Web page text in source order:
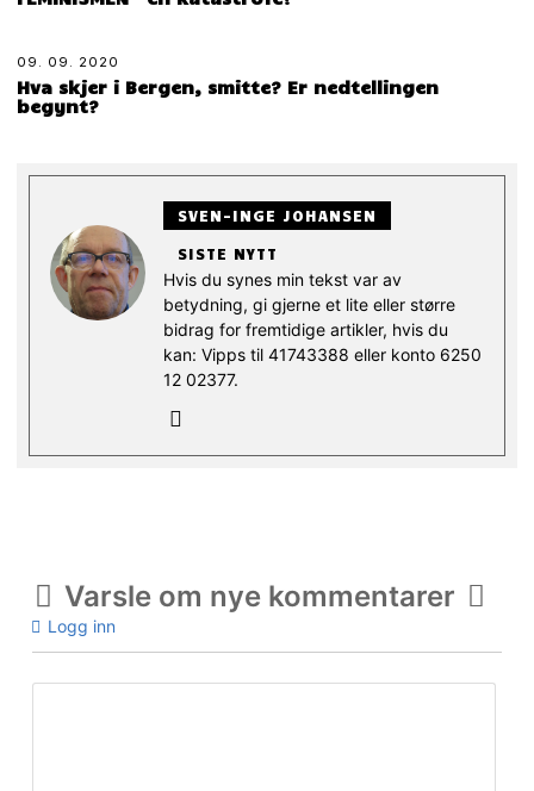
09. 09. 2020
Hva skjer i Bergen, smitte? Er nedtellingen
begynt?
SVEN-INGE JOHANSEN
SISTE NYTT
Hvis du synes min tekst var av
betydning, gi gjerne et lite eller større
bidrag for fremtidige artikler, hvis du
kan: Vipps til 41743388 eller konto 6250
12 02377.
Varsle om nye kommentarer
Logg inn